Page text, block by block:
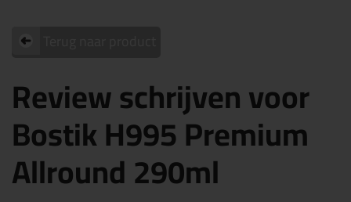
Review schrijven voor
Bostik H995 Premium
Allround 290ml